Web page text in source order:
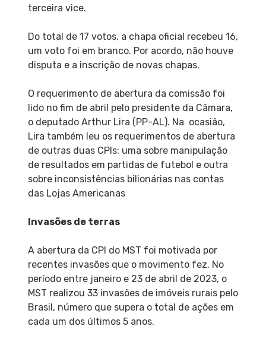
terceira vice.
Do total de 17 votos, a chapa oficial recebeu 16,
um voto foi em branco. Por acordo, não houve
disputa e a inscrição de novas chapas.
O requerimento de abertura da comissão foi
lido no fim de abril pelo presidente da Câmara,
o deputado Arthur Lira (PP-AL). Na ocasião,
Lira também leu os requerimentos de abertura
de outras duas CPIs: uma sobre manipulação
de resultados em partidas de futebol e outra
sobre inconsistências bilionárias nas contas
das Lojas Americanas
Invasões de terras
A abertura da CPI do MST foi motivada por
recentes invasões que o movimento fez. No
período entre janeiro e 23 de abril de 2023, o
MST realizou 33 invasões de imóveis rurais pelo
Brasil, número que supera o total de ações em
cada um dos últimos 5 anos.